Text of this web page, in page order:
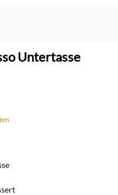
Untertasse